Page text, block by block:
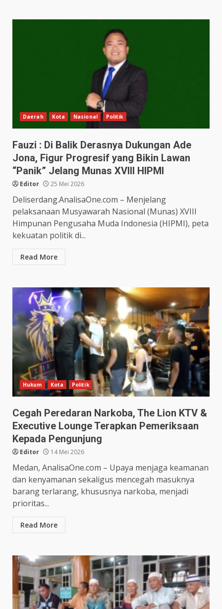
Daerah Kota Nasional Politik
Fauzi : Di Balik Derasnya Dukungan Ade
Jona, Figur Progresif yang Bikin Lawan
“Panik” Jelang Munas XVIII HIPMI
Editor 25 Mei 2026
Deliserdang.AnalisaOne.com – Menjelang
pelaksanaan Musyawarah Nasional (Munas) XVIII
Himpunan Pengusaha Muda Indonesia (HIPMI), peta
kekuatan politik di...
Read More
Hukum Kota Politik
Cegah Peredaran Narkoba, The Lion KTV &
Executive Lounge Terapkan Pemeriksaan
Kepada Pengunjung
Editor 14 Mei 2026
Medan, AnalisaOne.com – Upaya menjaga keamanan
dan kenyamanan sekaligus mencegah masuknya
barang terlarang, khususnya narkoba, menjadi
prioritas...
Read More